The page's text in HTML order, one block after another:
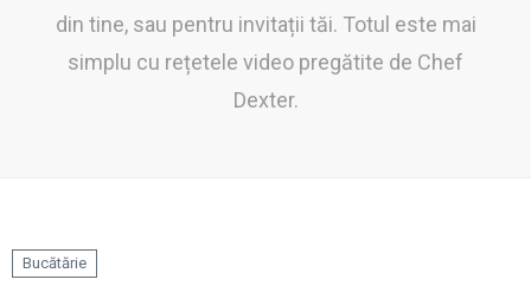
din tine, sau pentru invitații tăi. Totul este mai
simplu cu rețetele video pregătite de Chef
Dexter.
Bucătărie